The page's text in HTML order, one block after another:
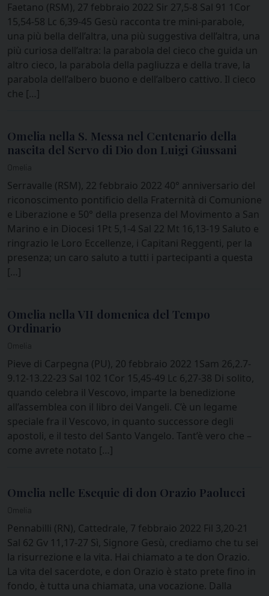
Faetano (RSM), 27 febbraio 2022 Sir 27,5-8 Sal 91 1Cor
15,54-58 Lc 6,39-45 Gesù racconta tre mini-parabole,
una più bella dell’altra, una più suggestiva dell’altra, una
più curiosa dell’altra: la parabola del cieco che guida un
altro cieco, la parabola della pagliuzza e della trave, la
parabola dell’albero buono e dell’albero cattivo. Il cieco
che […]
Omelia nella S. Messa nel Centenario della
nascita del Servo di Dio don Luigi Giussani
Omelia
Serravalle (RSM), 22 febbraio 2022 40° anniversario del
riconoscimento pontificio della Fraternità di Comunione
e Liberazione e 50° della presenza del Movimento a San
Marino e in Diocesi 1Pt 5,1-4 Sal 22 Mt 16,13-19 Saluto e
ringrazio le Loro Eccellenze, i Capitani Reggenti, per la
presenza; un caro saluto a tutti i partecipanti a questa
[…]
Omelia nella VII domenica del Tempo
Ordinario
Omelia
Pieve di Carpegna (PU), 20 febbraio 2022 1Sam 26,2.7-
9.12-13.22-23 Sal 102 1Cor 15,45-49 Lc 6,27-38 Di solito,
quando celebra il Vescovo, imparte la benedizione
all’assemblea con il libro dei Vangeli. C’è un legame
speciale fra il Vescovo, in quanto successore degli
apostoli, e il testo del Santo Vangelo. Tant’è vero che –
come avrete notato […]
Omelia nelle Esequie di don Orazio Paolucci
Omelia
Pennabilli (RN), Cattedrale, 7 febbraio 2022 Fil 3,20-21
Sal 62 Gv 11,17-27 Sì, Signore Gesù, crediamo che tu sei
la risurrezione e la vita. Hai chiamato a te don Orazio.
La vita del sacerdote, e don Orazio è stato prete fino in
fondo, è tutta una chiamata, una vocazione. Dalla